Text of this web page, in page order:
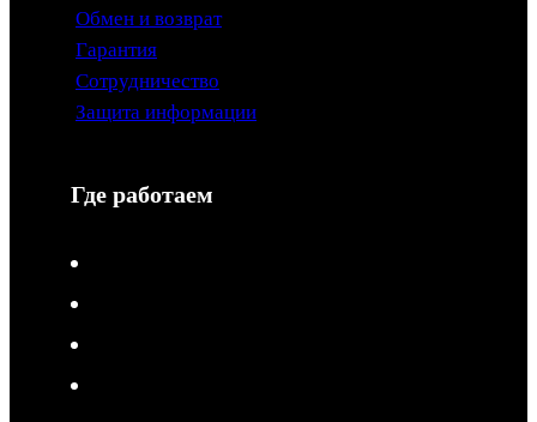
Обмен и возврат
Гарантия
Сотрудничество
Защита информации
Где работаем